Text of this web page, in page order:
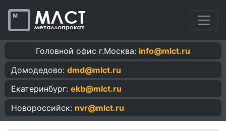
Головной офис г.Москва: info@mlct.ru
Домодедово: dmd@mlct.ru
Екатеринбург: ekb@mlct.ru
Новороссийск: nvr@mlct.ru